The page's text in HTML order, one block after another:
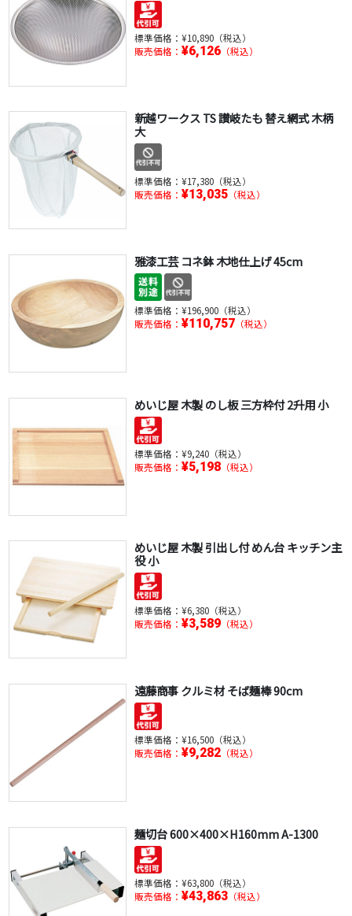
標準価格： ¥10,890（税込）
販売価格： ¥6,126（税込）
新越ワークス TS 讃岐たも 替え網式 木柄
大
標準価格： ¥17,380（税込）
販売価格： ¥13,035（税込）
雅漆工芸 コネ鉢 木地仕上げ 45cm
標準価格： ¥196,900（税込）
販売価格： ¥110,757（税込）
めいじ屋 木製 のし板 三方枠付 2升用 小
標準価格： ¥9,240（税込）
販売価格： ¥5,198（税込）
めいじ屋 木製 引出し付 めん台 キッチン主
役 小
標準価格： ¥6,380（税込）
販売価格： ¥3,589（税込）
遠藤商事 クルミ材 そば麺棒 90cm
標準価格： ¥16,500（税込）
販売価格： ¥9,282（税込）
麺切台 600×400×H160mm A-1300
標準価格： ¥63,800（税込）
販売価格： ¥43,863（税込）